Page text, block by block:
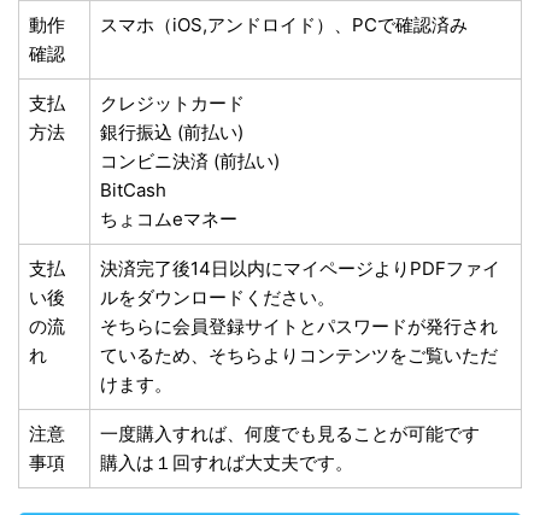
動作
確認
スマホ（iOS,アンドロイド）、PCで確認済み
支払
方法
クレジットカード
銀行振込 (前払い)
コンビニ決済 (前払い)
BitCash
ちょコムeマネー
支払
い後
の流
れ
決済完了後14日以内にマイページよりPDFファイ
ルをダウンロードください。
そちらに会員登録サイトとパスワードが発行され
ているため、そちらよりコンテンツをご覧いただ
けます。
注意
事項
一度購入すれば、何度でも見ることが可能です
購入は１回すれば大丈夫です。